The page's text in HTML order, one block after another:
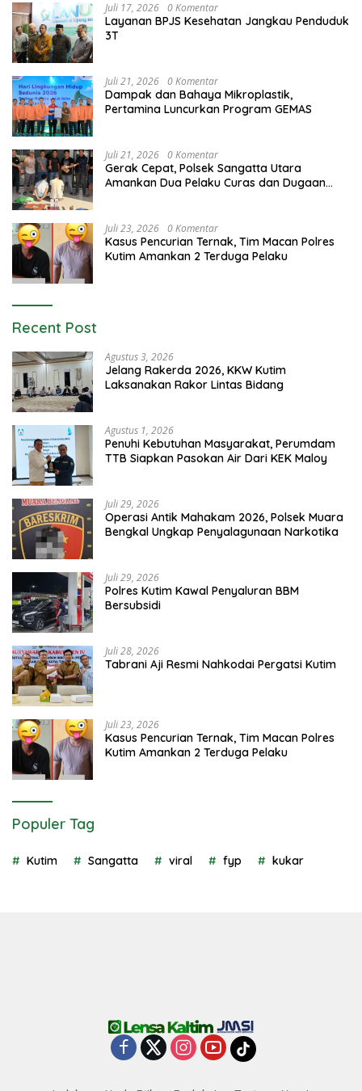
Juli 17, 2026 0 Komentar
Layanan BPJS Kesehatan Jangkau Penduduk
3T
Juli 21, 2026 0 Komentar
Dampak dan Bahaya Mikroplastik,
Pertamina Luncurkan Program GEMAS
Juli 21, 2026 0 Komentar
Gerak Cepat, Polsek Sangatta Utara
Amankan Dua Pelaku Curas dan Dugaan
Juli 23, 2026 0 Komentar
Kasus Pencurian Ternak, Tim Macan Polres
Kutim Amankan 2 Terduga Pelaku
Recent Post
Agustus 3, 2026
Jelang Rakerda 2026, KKW Kutim
Laksanakan Rakor Lintas Bidang
Agustus 1, 2026
Penuhi Kebutuhan Masyarakat, Perumdam
TTB Siapkan Pasokan Air Dari KEK Maloy
Juli 29, 2026
Operasi Antik Mahakam 2026, Polsek Muara
Bengkal Ungkap Penyalagunaan Narkotika
Juli 29, 2026
Polres Kutim Kawal Penyaluran BBM
Bersubsidi
Juli 28, 2026
Tabrani Aji Resmi Nahkodai Pergatsi Kutim
Juli 23, 2026
Kasus Pencurian Ternak, Tim Macan Polres
Kutim Amankan 2 Terduga Pelaku
Populer Tag
Kutim Sangatta viral fyp kukar